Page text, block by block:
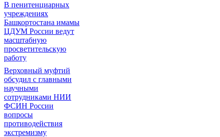
В пенитенциарных
учреждениях
Башкортостана имамы
ЦДУМ России ведут
масштабную
просветительскую
работу
Верховный муфтий
обсудил с главными
научными
сотрудниками НИИ
ФСИН России
вопросы
противодействия
экстремизму